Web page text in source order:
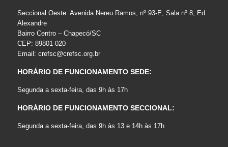
Seccional Oeste: Avenida Nereu Ramos, nº 93-E, Sala nº 8, Ed.
Alexandre
Bairro Centro – Chapecó/SC
CEP: 89801-020
Email: crefsc@crefsc.org.br
HORÁRIO DE FUNCIONAMENTO SEDE:
Segunda a sexta-feira, das 9h às 17h
HORÁRIO DE FUNCIONAMENTO SECCIONAL:
Segunda a sexta-feira, das 9h às 13 e 14h às 17h